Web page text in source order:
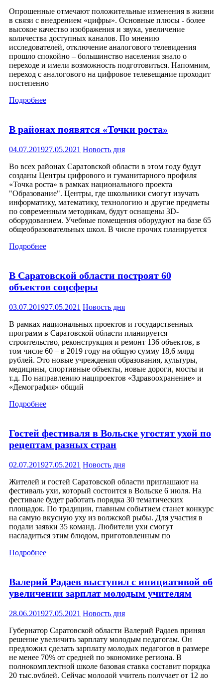
Опрошенные отмечают положительные изменения в жизни
в связи с внедрением «цифры». Основные плюсы - более
высокое качество изображения и звука, увеличение
количества доступных каналов. По мнению
исследователей, отключение аналогового телевидения
прошло спокойно – большинство населения знало о
переходе и имели возможность подготовиться. Напомним,
переход с аналогового на цифровое телевещание проходит
постепенно
Подробнее
В районах появятся «Точки роста»
04.07.201927.05.2021 Новость дня
Во всех районах Саратовской области в этом году будут
созданы Центры цифрового и гуманитарного профиля
«Точка роста» в рамках национального проекта
"Образование". Центры, где школьники смогут изучать
информатику, математику, технологию и другие предметы
по современным методикам, будут оснащены 3D-
оборудованием. Учебные помещения оборудуют на базе 65
общеобразовательных школ. В числе прочих планируется
Подробнее
В Саратовской области построят 60
объектов соцсферы
03.07.201927.05.2021 Новость дня
В рамках национальных проектов и государственных
программ в Саратовской области планируется
строительство, реконструкция и ремонт 136 объектов, в
том числе 60 – в 2019 году на общую сумму 18,6 млрд
рублей. Это новые учреждения образования, культуры,
медицины, спортивные объекты, новые дороги, мосты и
т.д. По направлению нацпроектов «Здравоохранение» и
«Демография» общий
Подробнее
Гостей фестиваля в Вольске угостят ухой по
рецептам разных стран
02.07.201927.05.2021 Новость дня
Жителей и гостей Саратовской области приглашают на
фестиваль ухи, который состоится в Вольске 6 июля. На
фестивале будет работать порядка 30 тематических
площадок. По традиции, главным событием станет конкурс
на самую вкусную уху из волжской рыбы. Для участия в
подали заявки 35 команд. Любители ухи смогут
насладиться этим блюдом, приготовленным по
Подробнее
Валерий Радаев выступил с инициативой об
увеличении зарплат молодым учителям
28.06.201927.05.2021 Новость дня
Губернатор Саратовской области Валерий Радаев принял
решение увеличить зарплату молодым педагогам. Он
предложил сделать зарплату молодых педагогов в размере
не менее 70% от средней по экономике региона. В
полнокомплектной школе базовая ставка составит порядка
20 тыс.рублей. Сейчас молодой учитель получает от 12 до